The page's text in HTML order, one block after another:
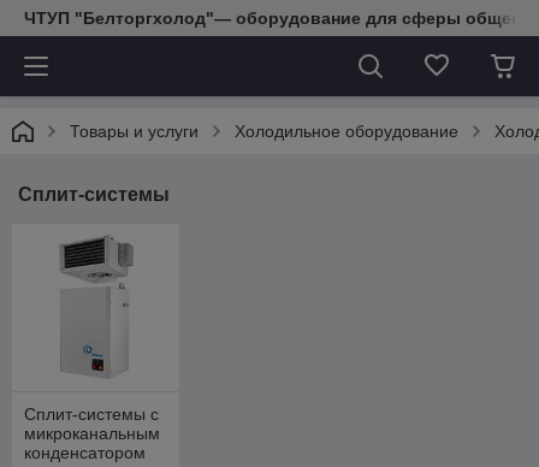
ЧТУП "Белторгхолод"— оборудование для сферы
Товары и услуги Холодильное оборудование
Сплит-системы
Сплит-системы с
микроканальным
конденсатором